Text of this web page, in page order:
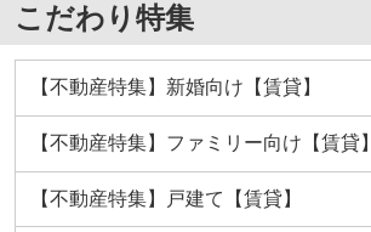
こだわり特集
【不動産特集】新婚向け【賃貸】
【不動産特集】ファミリー向け【賃貸】
【不動産特集】戸建て【賃貸】